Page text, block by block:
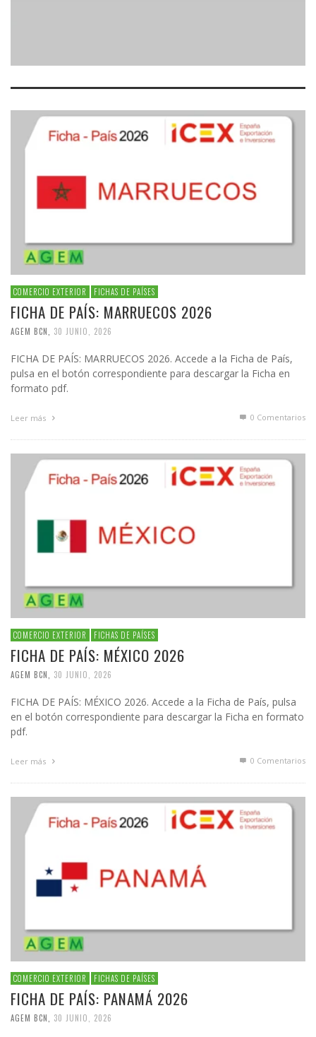
COMERCIO EXTERIOR FICHAS DE PAÍSES
FICHA DE PAÍS: MARRUECOS 2026
AGEM BCN 30 JUNIO, 2026
FICHA DE PAÍS: MARRUECOS 2026. Accede a la Ficha de País,
pulsa en el botón correspondiente para descargar la Ficha en
formato pdf.
Leer más 0 Comentarios
COMERCIO EXTERIOR FICHAS DE PAÍSES
FICHA DE PAÍS: MÉXICO 2026
AGEM BCN 30 JUNIO, 2026
FICHA DE PAÍS: MÉXICO 2026. Accede a la Ficha de País, pulsa
en el botón correspondiente para descargar la Ficha en formato
pdf.
Leer más 0 Comentarios
COMERCIO EXTERIOR FICHAS DE PAÍSES
FICHA DE PAÍS: PANAMÁ 2026
AGEM BCN 30 JUNIO, 2026